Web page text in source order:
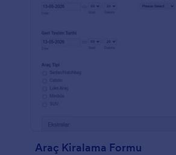
Araç Kiralama Formu